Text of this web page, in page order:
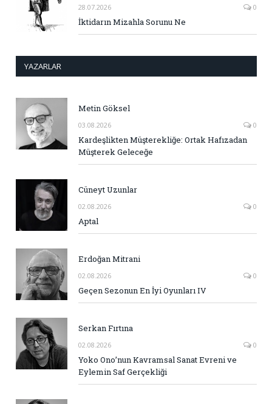
28.07.2026 0
İktidarın Mizahla Sorunu Ne
YAZARLAR
Metin Göksel
03.08.2026 0
Kardeşlikten Müşterekliğe: Ortak Hafızadan
Müşterek Geleceğe
Cüneyt Uzunlar
02.08.2026 0
Aptal
Erdoğan Mitrani
02.08.2026 0
Geçen Sezonun En İyi Oyunları IV
Serkan Fırtına
02.08.2026 0
Yoko Ono’nun Kavramsal Sanat Evreni ve
Eylemin Saf Gerçekliği